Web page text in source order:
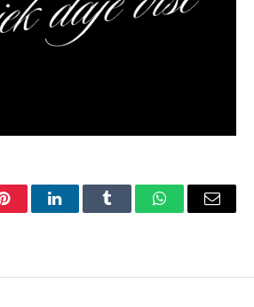
PinterestLinkedInTumblr WhatsAppEmail